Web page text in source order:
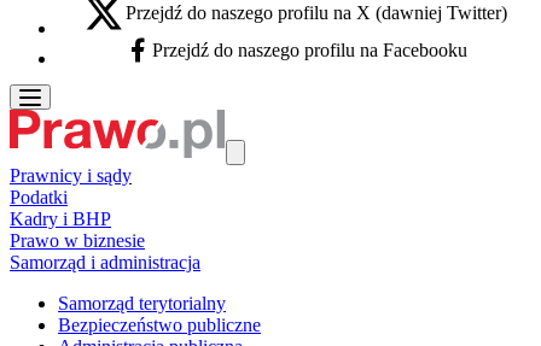
X - otwiera się w nowej karcie
Przejdź do naszego profilu na X (dawniej Twitter)
Facebook - otwiera się w nowej karcie
Przejdź do naszego profilu na Facebooku
Prawnicy i sądy
Podatki
Kadry i BHP
Prawo w biznesie
Samorząd i administracja
Samorząd terytorialny
Bezpieczeństwo publiczne